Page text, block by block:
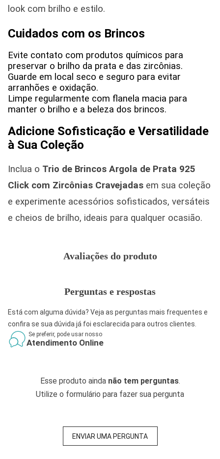
look com brilho e estilo.
Cuidados com os Brincos
Evite contato com produtos químicos para
preservar o brilho da prata e das zircônias.
Guarde em local seco e seguro para evitar
arranhões e oxidação.
Limpe regularmente com flanela macia para
manter o brilho e a beleza dos brincos.
Adicione Sofisticação e Versatilidade
à Sua Coleção
Inclua o Trio de Brincos Argola de Prata 925
Click com Zircônias Cravejadas em sua coleção
e experimente acessórios sofisticados, versáteis
e cheios de brilho, ideais para qualquer ocasião.
Avaliações do produto
Perguntas e respostas
Está com alguma dúvida? Veja as perguntas mais frequentes e
confira se sua dúvida já foi esclarecida para outros clientes.
Se preferir, pode usar nosso
Atendimento Online
Esse produto ainda não tem perguntas.
Utilize o formulário para fazer sua pergunta
ENVIAR UMA PERGUNTA